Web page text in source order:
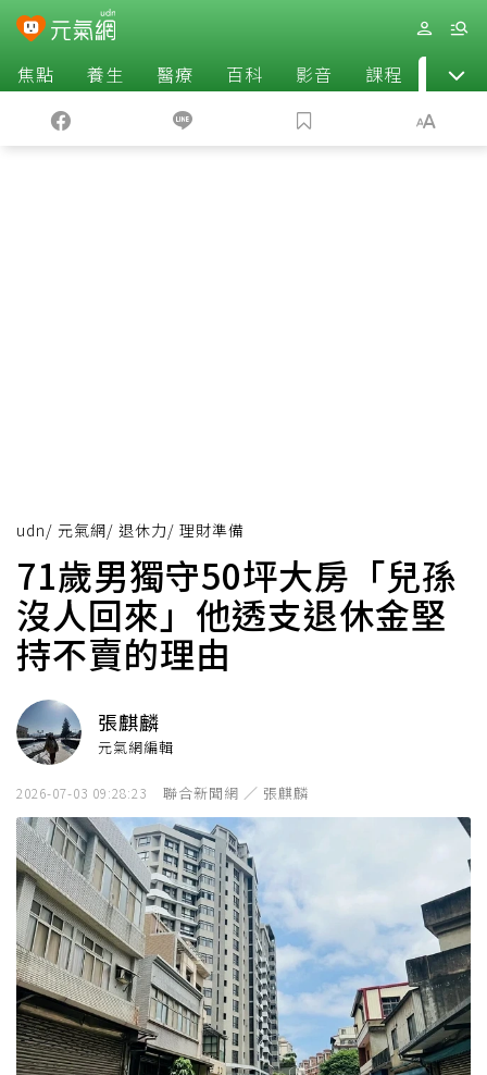
焦點 養生 醫療 百科 影音 課程 退休
udn/ 元氣網/ 退休力/ 理財準備
71歲男獨守50坪大房「兒孫
沒人回來」他透支退休金堅
持不賣的理由
張麒麟
元氣網編輯
2026-07-03 09:28:23 聯合新聞網 ／ 張麒麟